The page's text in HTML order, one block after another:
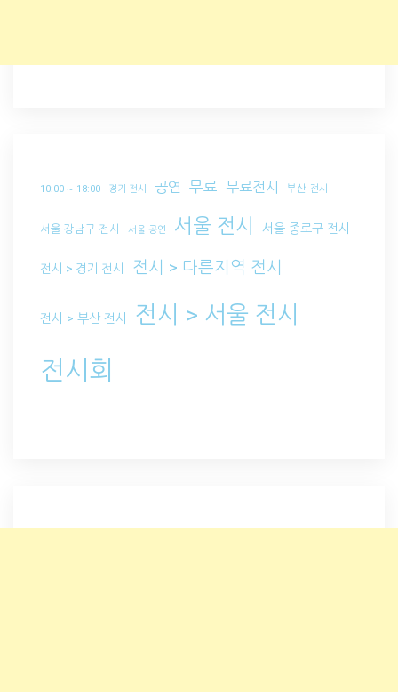
10:00 ~ 18:00 경기 전시 공연 무료 무료전시 부산 전시
서울 강남구 전시 서울 공연 서울 전시 서울 종로구 전시
전시 > 경기 전시 전시 > 다른지역 전시
전시 > 부산 전시 전시 > 서울 전시
전시회